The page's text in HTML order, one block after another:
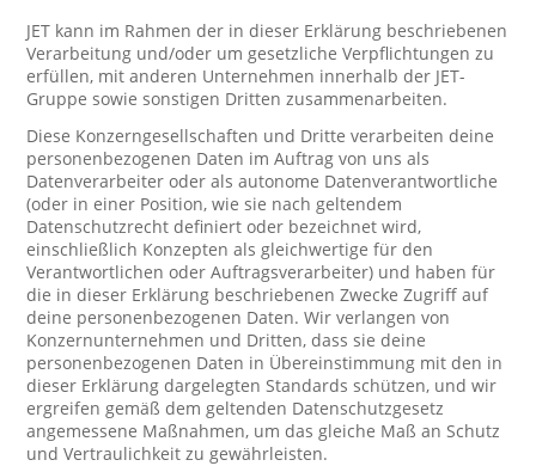
JET kann im Rahmen der in dieser Erklärung beschriebenen
Verarbeitung und/oder um gesetzliche Verpflichtungen zu
erfüllen, mit anderen Unternehmen innerhalb der JET-
Gruppe sowie sonstigen Dritten zusammenarbeiten.
Diese Konzerngesellschaften und Dritte verarbeiten deine
personenbezogenen Daten im Auftrag von uns als
Datenverarbeiter oder als autonome Datenverantwortliche
(oder in einer Position, wie sie nach geltendem
Datenschutzrecht definiert oder bezeichnet wird,
einschließlich Konzepten als gleichwertige für den
Verantwortlichen oder Auftragsverarbeiter) und haben für
die in dieser Erklärung beschriebenen Zwecke Zugriff auf
deine personenbezogenen Daten. Wir verlangen von
Konzernunternehmen und Dritten, dass sie deine
personenbezogenen Daten in Übereinstimmung mit den in
dieser Erklärung dargelegten Standards schützen, und wir
ergreifen gemäß dem geltenden Datenschutzgesetz
angemessene Maßnahmen, um das gleiche Maß an Schutz
und Vertraulichkeit zu gewährleisten.